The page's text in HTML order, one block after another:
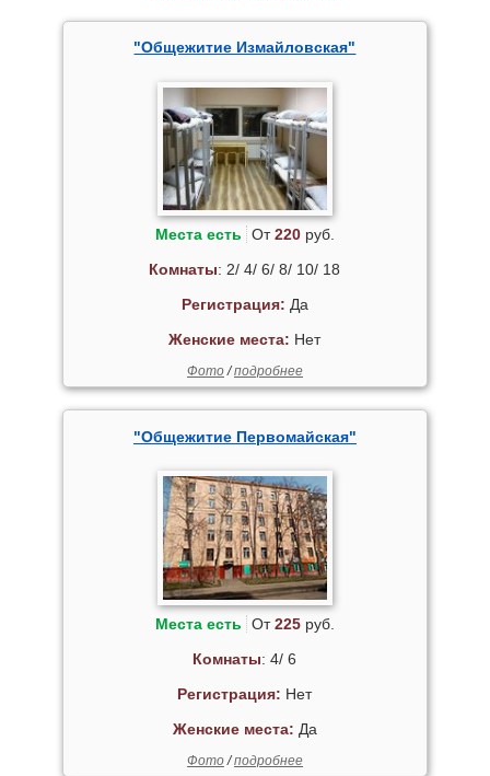
"Общежитие Измайловская"
Места есть От220руб.
Комнаты: 2/ 4/ 6/ 8/ 10/ 18
Регистрация: Да
Женские места: Нет
Фото/подробнее
"Общежитие Первомайская"
Места есть От225руб.
Комнаты: 4/ 6
Регистрация: Нет
Женские места: Да
Фото/подробнее